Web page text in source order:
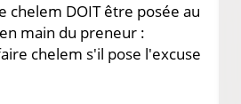
chelem DOIT être posée au
main du preneur :
chelem s'il pose l'excuse